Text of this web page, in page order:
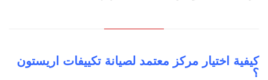
كيفية اختيار مركز معتمد لصيانة تكييفات اريستون
؟